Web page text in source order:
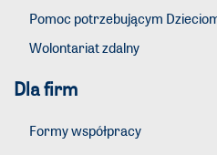
Pomoc potrzebującym
Wolontariat zdalny
Dla firm
Formy współpracy